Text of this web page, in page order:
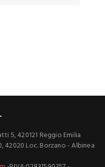
5, 420121 Reggio Emilia
42020 Loc. Borzano - Albinea